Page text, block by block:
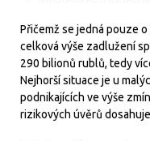
Přičemž se jedná pouze
celková výše zadlužení
290 bilionů rublů, tedy
Nejhorší situace je u
podnikajících ve výše
rizikových úvěrů